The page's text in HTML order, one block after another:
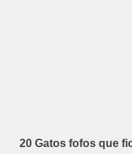
20 Gatos fofos que